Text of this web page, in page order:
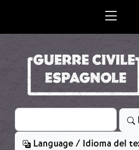
Rechercher
Language / Idioma del